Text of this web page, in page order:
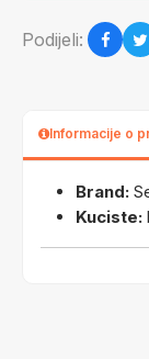
Podijeli:
Informacije o
Brand:
Kuciste: